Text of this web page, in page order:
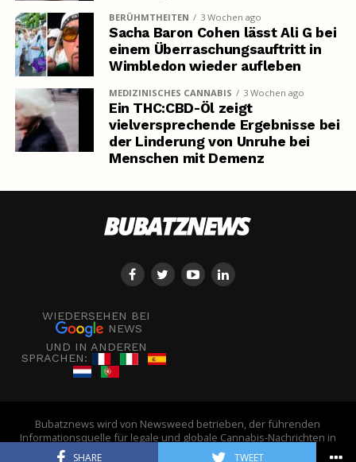
SHARE TWEET
BERÜHMTHEITEN 3 Wochen ago
Sacha Baron Cohen lässt Ali G bei
einem Überraschungsauftritt in
Wimbledon wieder aufleben
MEDIZINISCHES CANNABIS 3 Wochen ago
Ein THC:CBD-Öl zeigt
vielversprechende Ergebnisse bei
der Linderung von Unruhe bei
Menschen mit Demenz
WIEDERSEHEN BEI
NEWS
UND IN ANDEREN
SPRACHEN:
Bubatznews wird von Newsweed betrieben, der führenden
Informationsquelle für legale und globale Cannabis-Nachrichten in
Europa. - © Newsweed